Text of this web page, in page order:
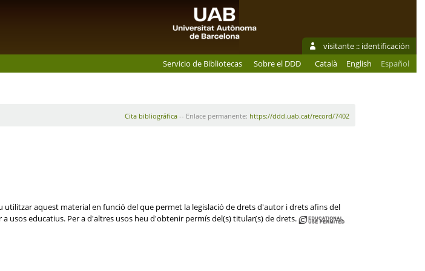
visitante :: identificación
Servicio de Bibliotecas Sobre el DDD Català English Español
Cita bibliográfica-- Enlace permanente: https://ddd.uab.cat/record/7402
aquest material en funció del que permet la legislació de drets d'autor i drets afins del
usos educatius. Per a d'altres usos heu d'obtenir permís del(s) titular(s) de drets.